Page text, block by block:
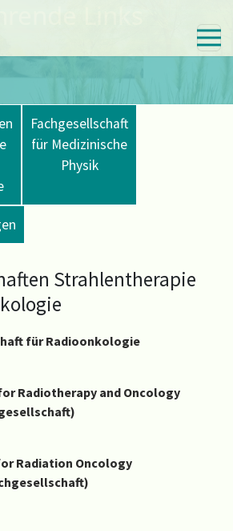
Links
Fachgesellschaft
für Medizinische
Physik
Strahlentherapie
für Radioonkologie
Radiotherapy and Oncology
Radiation Oncology